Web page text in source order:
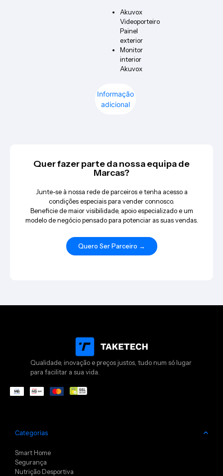
Informação
adicional
Akuvox
Videoporteiro
Painel
exterior
Monitor
interior
Akuvox
Quer fazer parte da nossa equipa de
Marcas?
Junte-se à nossa rede de parceiros e tenha acesso a
condições especiais para vender connosco.
Beneficie de maior visibilidade, apoio especializado e um
modelo de negócio pensado para potenciar as suas vendas.
Quero Ser Parceiro →
Qualidade, inovação e preços justos, tudo num só lugar
para facilitar a sua vida.
Categorias
Smart Home
Segurança
Nutrição Desportiva